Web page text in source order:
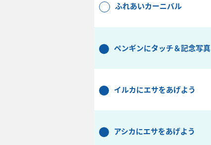
ふれあいカーニバル
ペンギンにタッチ＆記念写真
イルカにエサをあげよう
アシカにエサをあげよう